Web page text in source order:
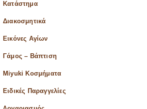
Κατάστημα
Διακοσμητικά
Εικόνες Αγίων
Γάμος – Βάπτιση
Miyuki Κοσμήματα
Ειδικές Παραγγελίες